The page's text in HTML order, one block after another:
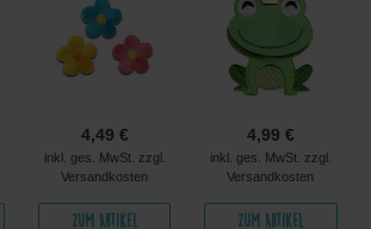
4,49 €
inkl. ges. MwSt. zzgl.
Versandkosten
Zum Artikel
4,99 €
inkl. ges. MwSt. zzgl.
Versandkosten
Zum Artikel